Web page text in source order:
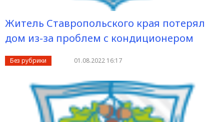
Житель Ставропольского края потерял
дом из-за проблем с кондиционером
Без рубрики 01.08.2022 16:17